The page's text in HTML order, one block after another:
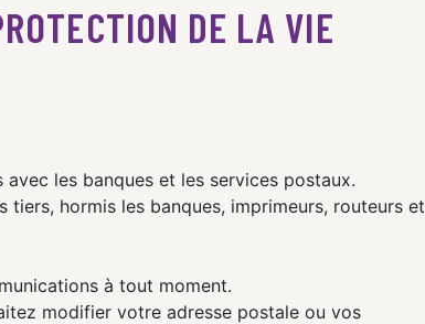
DE LA VIE
les banques et les services postaux.
hormis les banques, imprimeurs, routeurs et
à tout moment.
modifier votre adresse postale ou vos